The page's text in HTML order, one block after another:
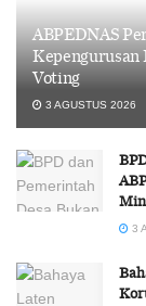
ABPEDNAS
Voting
3 AGUSTUS 2026
3